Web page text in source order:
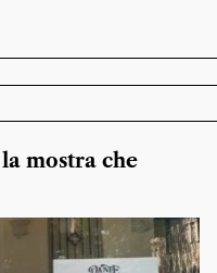
mostra che